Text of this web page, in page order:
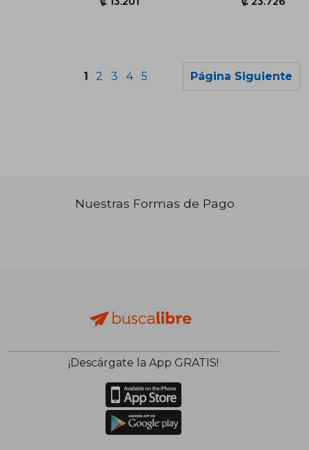
1 2 3 4 5 Página Siguiente
Nuestras Formas de Pago
¡Descárgate la App GRATIS!